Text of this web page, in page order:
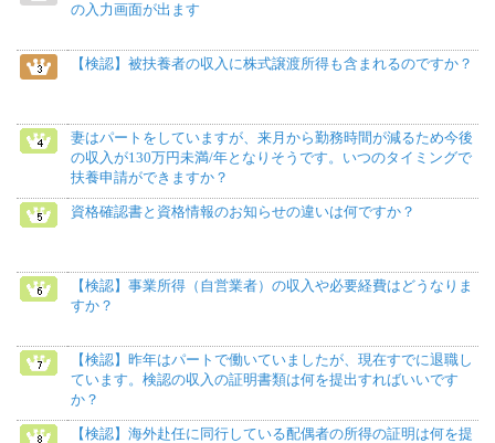
の入力画面が出ます
【検認】被扶養者の収入に株式譲渡所得も含まれるのですか？
妻はパートをしていますが、来月から勤務時間が減るため今後
の収入が130万円未満/年となりそうです。いつのタイミングで
扶養申請ができますか？
資格確認書と資格情報のお知らせの違いは何ですか？
【検認】事業所得（自営業者）の収入や必要経費はどうなりま
すか？
【検認】昨年はパートで働いていましたが、現在すでに退職し
ています。検認の収入の証明書類は何を提出すればいいです
か？
【検認】海外赴任に同行している配偶者の所得の証明は何を提